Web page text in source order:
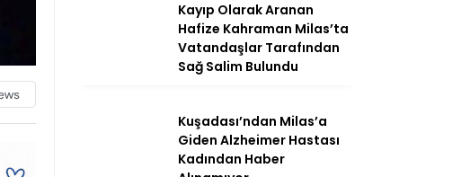
WhatsApp
İhbar Hattı
Facebook
Kayıp Olarak Aranan
Hafize Kahraman Milas’ta
Vatandaşlar Tarafından
Sağ Salim Bulundu
Kuşadası’ndan Milas’a
Giden Alzheimer Hastası
Kadından Haber